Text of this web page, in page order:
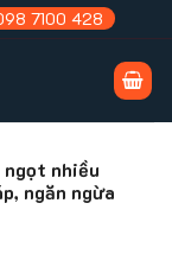
7100 428
ngọt nhiều
ngăn ngừa